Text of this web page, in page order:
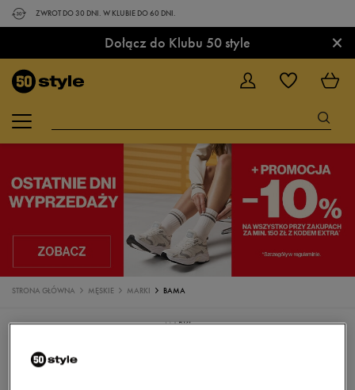
ZWROT DO 30 DNI. W KLUBIE DO 60 DNI.
Dołącz do Klubu 50 style ×
STRONA GŁÓWNA MĘSKIE MARKI BAMA
MARKI